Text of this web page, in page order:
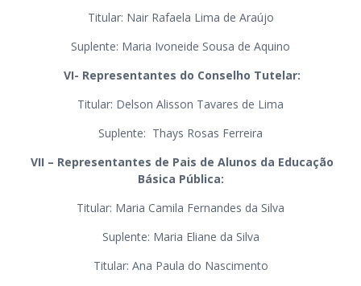
Titular: Nair Rafaela Lima de Araújo
Suplente: Maria Ivoneide Sousa de Aquino
VI- Representantes do Conselho Tutelar:
Titular: Delson Alisson Tavares de Lima
Suplente: Thays Rosas Ferreira
VII – Representantes de Pais de Alunos da Educação
Básica Pública:
Titular: Maria Camila Fernandes da Silva
Suplente: Maria Eliane da Silva
Titular: Ana Paula do Nascimento